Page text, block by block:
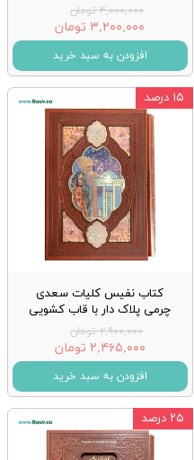
۴,۰۰۰,۰۰۰ تومان
۳,۲۰۰,۰۰۰ تومان
افزودن به سبد خرید
کتاب نفیس کلیات سعدی
چرمی پلاک دار با قاب کشویی
۲,۹۰۰,۰۰۰ تومان
۲,۴۶۵,۰۰۰ تومان
افزودن به سبد خرید
۱۵ درصد
۲۵ درصد